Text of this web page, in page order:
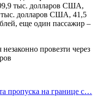
тыс. долларов США,
тыс. долларов США, 41,5
еще один пассажир –
пропуска на границе с…